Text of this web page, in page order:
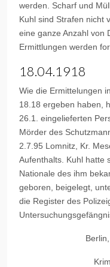
werden. Scharf und
Kuhl sind Strafen nicht
eine ganze Anzahl von
Ermittlungen werden
18.04.1918
Wie die Ermittelungen
18.18 ergeben haben,
26.1. eingelieferten
Mörder des
2.7.95 Lomnitz, Kr.
Aufenthalts. Kuhl hatte
Nationale des ihm
geboren, beigelegt,
die Register des